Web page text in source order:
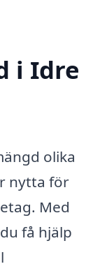
i Idre
olika
nytta för
Med
få hjälp